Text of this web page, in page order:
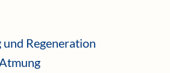
und Regeneration